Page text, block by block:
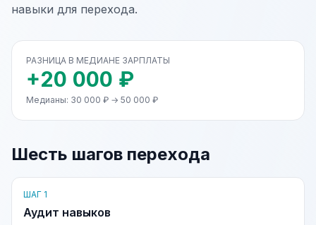
навыки для перехода.
РАЗНИЦА В МЕДИАНЕ ЗАРПЛАТЫ
+20 000 ₽
Медианы: 30 000 ₽ → 50 000 ₽
Шесть шагов перехода
ШАГ 1
Аудит навыков